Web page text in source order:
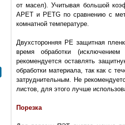
от масел). Учитывая большой
APET и PETG по сравнению с
комнатной температуре.
Двухсторонняя РЕ защитная
время обработки
рекомендуется оставлять
обработки материала, так как с
затруднительным. Не
листов, для этого лучше
Порезка